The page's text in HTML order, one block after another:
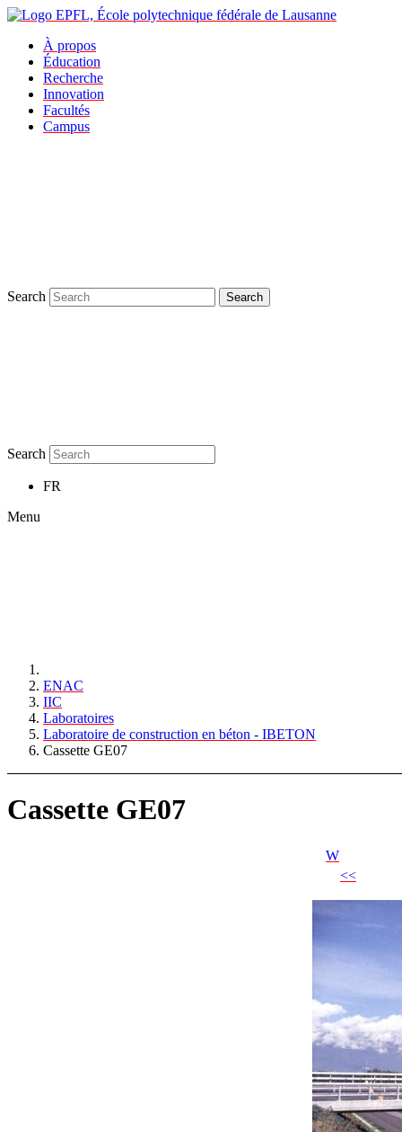
À propos
Éducation
Recherche
Innovation
Facultés
Campus
Search Search
Search
FR
Menu
ENAC
IIC
Laboratoires
Laboratoire de construction en béton - IBETON
Cassette GE07
Cassette GE07
W
<<